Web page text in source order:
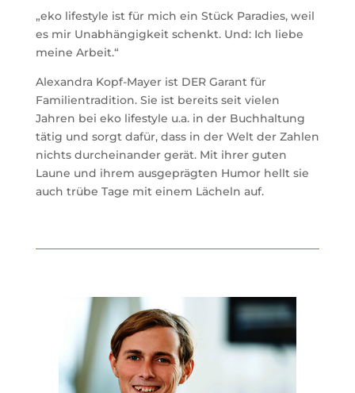
„eko lifestyle ist für mich ein Stück Paradies, weil
es mir Unabhängigkeit schenkt. Und: Ich liebe
meine Arbeit.“
Alexandra Kopf-Mayer ist DER Garant für
Familientradition. Sie ist bereits seit vielen
Jahren bei eko lifestyle u.a. in der Buchhaltung
tätig und sorgt dafür, dass in der Welt der Zahlen
nichts durcheinander gerät. Mit ihrer guten
Laune und ihrem ausgeprägten Humor hellt sie
auch trübe Tage mit einem Lächeln auf.